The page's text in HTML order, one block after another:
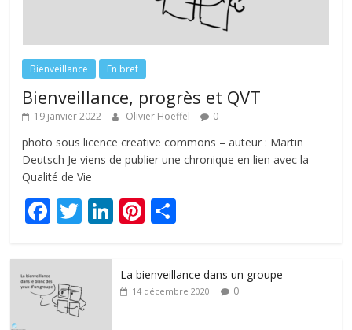
Bienveillance En bref
Bienveillance, progrès et QVT
19 janvier 2022 Olivier Hoeffel 0
photo sous licence creative commons – auteur : Martin
Deutsch Je viens de publier une chronique en lien avec la
Qualité de Vie
F
e
b
o
T
itt
er
Li
e
Pi
e g
La bienveillance dans un groupe
14 décembre 2020 0